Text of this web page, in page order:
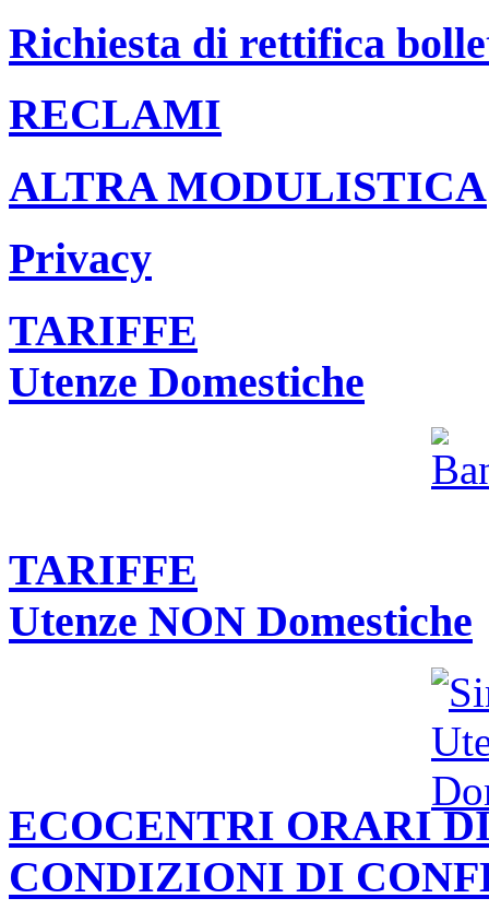
Richiesta di rettifica
RECLAMI
ALTRA MODULISTICA
Privacy
TARIFFE
Utenze Domestiche
TARIFFE
Utenze NON Domestiche
ECOCENTRI ORARI
CONDIZIONI DI